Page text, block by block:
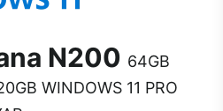
N200 64GB
WINDOWS 11 PRO